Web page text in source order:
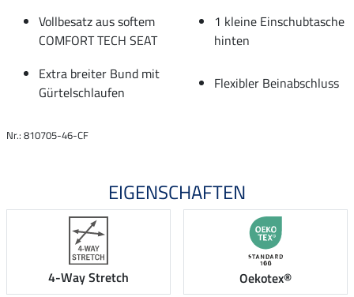
Vollbesatz aus softem
COMFORT TECH SEAT
1 kleine Einschubtasche
hinten
Extra breiter Bund mit
Gürtelschlaufen
Flexibler Beinabschluss
Nr.: 810705-46-CF
EIGENSCHAFTEN
4-Way Stretch Oekotex®